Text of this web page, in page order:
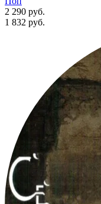
2 290 руб.
1 832 руб.